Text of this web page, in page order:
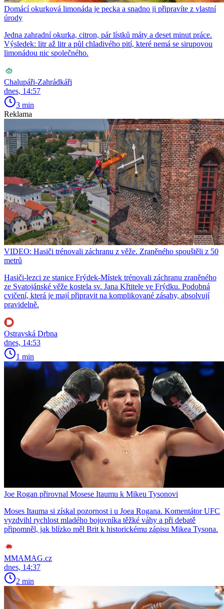
Domácí okurková limonáda je pecka a snadno ji připravíte z vlastní
úrody
Jedna zahradní okurka, citron, pár lístků máty a deset minut práce.
Výsledek: litr až litr a půl chladivého pití, které nemá se sirupovou
limonádou nic společného.
Chalupáři-Zahrádkáři
dnes, 14:57
3 min
Reklama
VIDEO: Hasiči trénovali záchranu z věže. Zraněného spouštěli z 50
metrů
Hasiči-lezci ze stanice Frýdek-Místek trénovali záchranu zraněného
ze Svatojánské věže kostela sv. Jana Křtitele ve Frýdku. Podobná
cvičení, která je mají připravit na komplikované zásahy, absolvují
pravidelně.
Ostravská Drbna
dnes, 14:53
1 min
Joe Rogan přirovnal Mosese Itaumu k Mikeu Tysonovi
Moses Itauma si získal pozornost i u Joea Rogana. Komentátor UFC
vyzdvihl rychlost mladého bojovníka těžké váhy a při debatě
připomněl, jak blízko měl Brit k historickému zápisu Mikea Tysona.
MMAMAG.cz
dnes, 14:37
2 min